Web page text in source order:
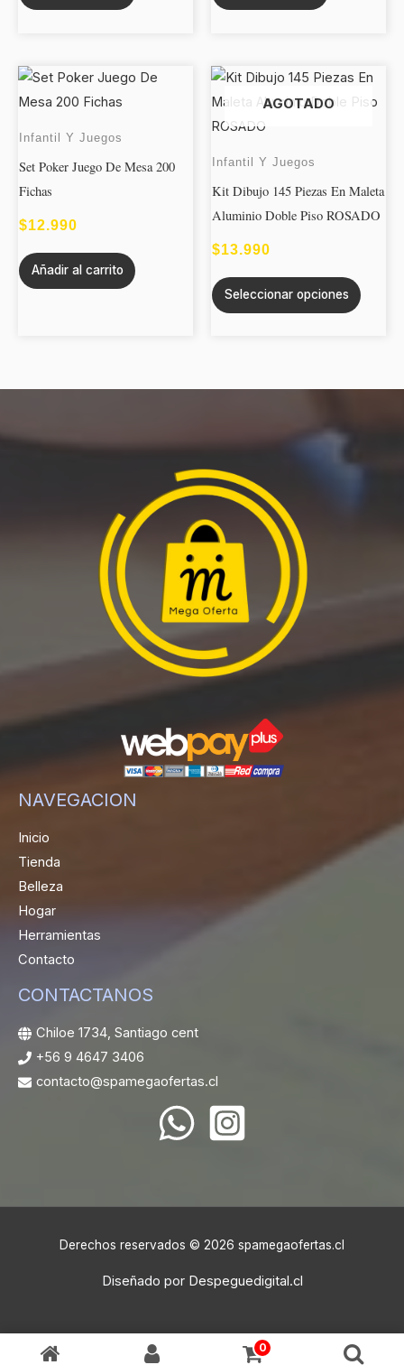
Infantil Y Juegos
Set Poker Juego De Mesa 200
Fichas
$12.990
Añadir al carrito
AGOTADO
Infantil Y Juegos
Kit Dibujo 145 Piezas En Maleta
Aluminio Doble Piso ROSADO
$13.990
Seleccionar opciones
Este
Las
elegir
de
NAVEGACION
Inicio
Tienda
Belleza
Hogar
Herramientas
Contacto
CONTACTANOS
Chiloe 1734, Santiago cent
+56 9 4647 3406
contacto@spamegaofertas.cl
Derechos reservados © 2026 spamegaofertas.cl
Diseñado por Despeguedigital.cl
0